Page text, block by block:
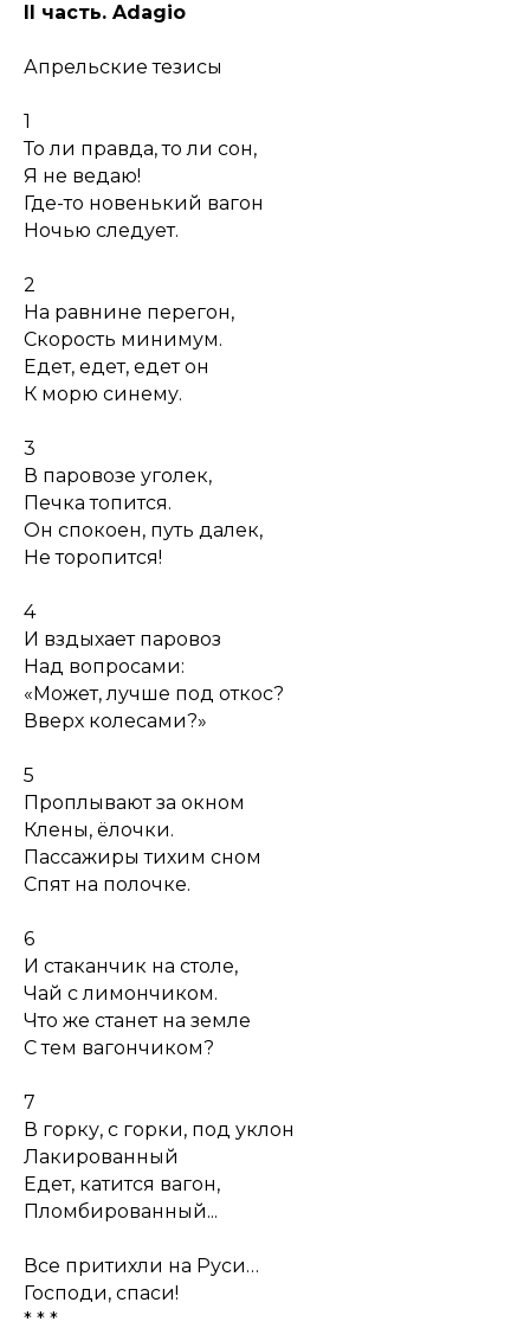
II часть. Adagio
Апрельские тезисы
1
То ли правда, то ли сон,
Я не ведаю!
Где-то новенький вагон
Ночью следует.
2
На равнине перегон,
Скорость минимум.
Едет, едет, едет он
К морю синему.
3
В паровозе уголек,
Печка топится.
Он спокоен, путь далек,
Не торопится!
4
И вздыхает паровоз
Над вопросами:
«Может, лучше под откос?
Вверх колесами?»
5
Проплывают за окном
Клены, ёлочки.
Пассажиры тихим сном
Спят на полочке.
6
И стаканчик на столе,
Чай с лимончиком.
Что же станет на земле
С тем вагончиком?
7
В горку, с горки, под уклон
Лакированный
Едет, катится вагон,
Пломбированный...
Все притихли на Руси…
Господи, спаси!
* * *